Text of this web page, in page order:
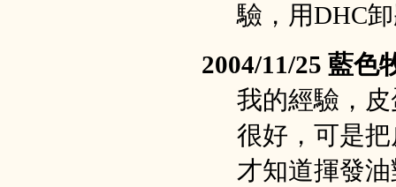
驗，用DHC
2004/11/25 藍色
我的經驗，
很好，可是
才知道揮發